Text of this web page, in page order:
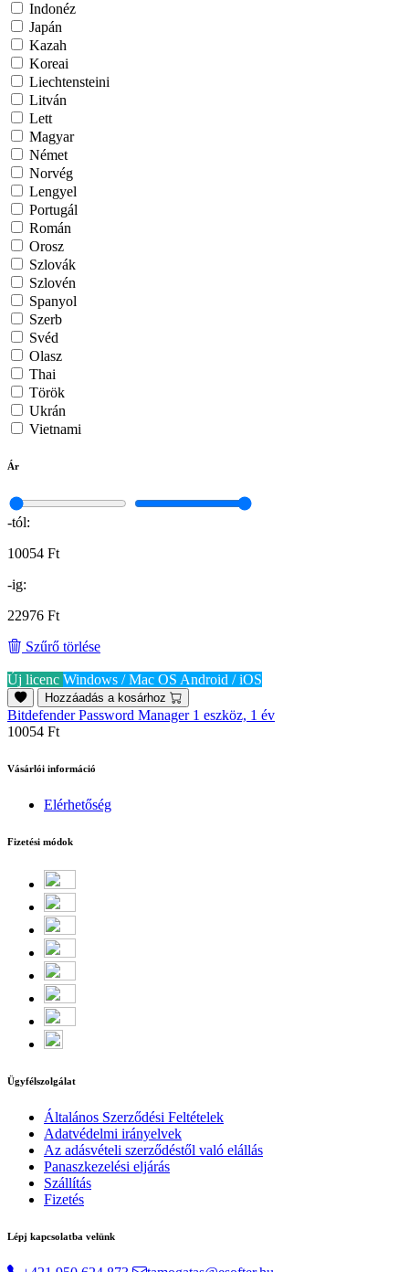
Indonéz
Japán
Kazah
Koreai
Liechtensteini
Litván
Lett
Magyar
Német
Norvég
Lengyel
Portugál
Román
Orosz
Szlovák
Szlovén
Spanyol
Szerb
Svéd
Olasz
Thai
Török
Ukrán
Vietnami
Ár
-tól:
10054 Ft
-ig:
22976 Ft
Szűrő törlése
Új licenc Windows / Mac OS Android / iOS
Hozzáadás a kosárhoz
Bitdefender Password Manager 1 eszköz, 1 év
10054 Ft
Vásárlói információ
Elérhetőség
Fizetési módok
Ügyfélszolgálat
Általános Szerződési Feltételek
Adatvédelmi irányelvek
Az adásvételi szerződéstől való elállás
Panaszkezelési eljárás
Szállítás
Fizetés
Lépj kapcsolatba velünk